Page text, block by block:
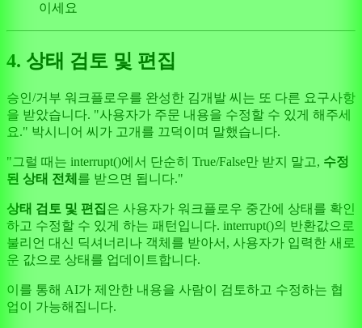
이세요
4. 상태 검토 및 편집
승인/거부 워크플로우를 완성한 김개발 씨는 또 다른 요구사항
을 받았습니다. "사용자가 주문 내용을 수정할 수 있게 해주세
요." 박시니어 씨가 고개를 끄덕이며 말했습니다.
"그럴 때는 interrupt()에서 단순히 True/False만 받지 말고, 수정
된 상태 전체 를 받으면 됩니다."
상태 검토 및 편집 은 사용자가 워크플로우 중간에 상태를 확인
하고 수정할 수 있게 하는 패턴입니다. interrupt()의 반환값으로
불리언 대신 딕셔너리나 객체를 받아서, 사용자가 입력한 새로
운 값으로 상태를 업데이트합니다.
이를 통해 AI가 제안한 내용을 사람이 검토하고 수정하는 협
업이 가능해집니다.